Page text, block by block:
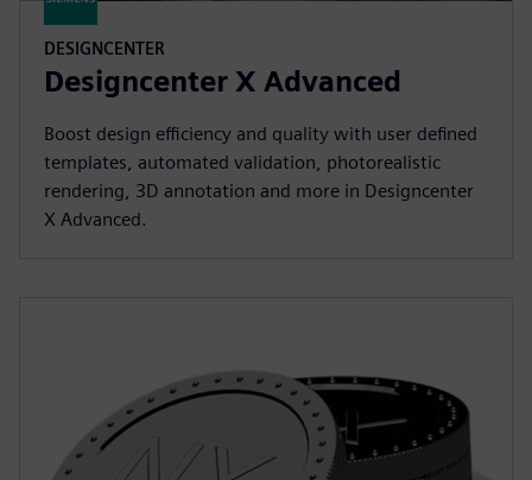
DESIGNCENTER
Designcenter X Advanced
Boost design efficiency and quality with user defined
templates, automated validation, photorealistic
rendering, 3D annotation and more in Designcenter
X Advanced.